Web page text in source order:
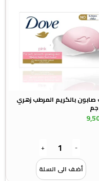
بالكريم المرطب زهري
+
أضف الى السلة